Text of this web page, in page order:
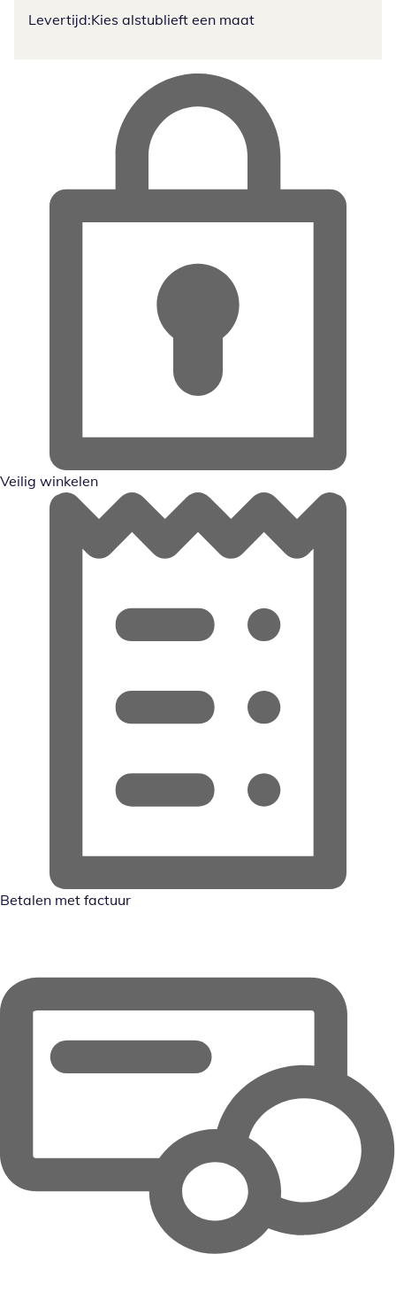
Levertijd:Kies alstublieft een maat
Veilig winkelen
Betalen met factuur